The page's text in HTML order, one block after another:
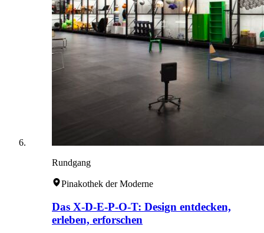
Rundgang
Pinakothek der Moderne
Das X-D-E-P-O-T: Design entdecken,
erleben, erforschen